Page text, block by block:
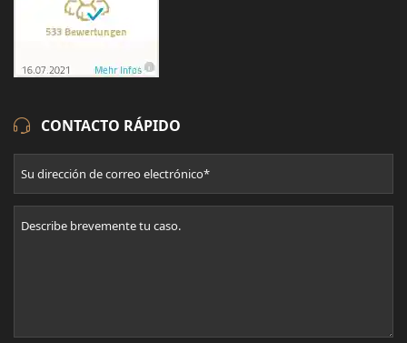
CONTACTO RÁPIDO